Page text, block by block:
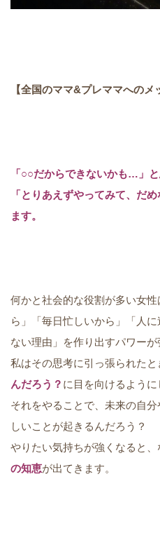
【全国のママ&プレママへのメ
「○○だからできないかも…」と
「とりあえずやってみて、だ
ます。
何かと社会的な役割が多い女
ら」「毎日忙しいから」「人
ない理由」を作り出すパワーが
私はその思考に引っ張られたと
んだろう？ に目を向けるように
それをやることで、未来の自
しいことが起きるんだろう？
やりたい気持ちが強くなると
の知恵が出てきます。